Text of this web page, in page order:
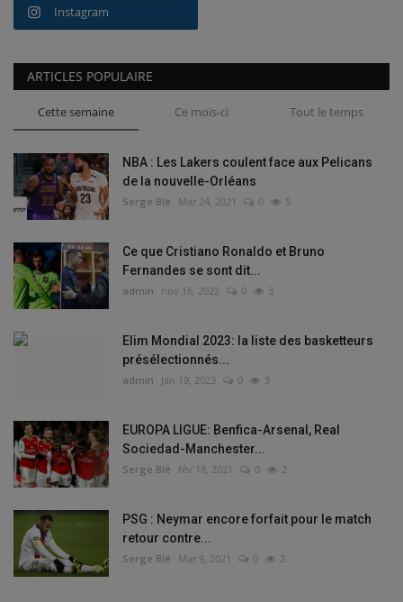
Instagram
ARTICLES POPULAIRE
Cette semaine Ce mois-ci Tout le temps
NBA : Les Lakers coulent face aux Pelicans
de la nouvelle-Orléans
Serge Blé Mar 24, 2021 0 5
Ce que Cristiano Ronaldo et Bruno
Fernandes se sont dit...
admin nov 16, 2022 0 3
Elim Mondial 2023: la liste des basketteurs
présélectionnés...
admin Jan 19, 2023 0 3
EUROPA LIGUE: Benfica-Arsenal, Real
Sociedad-Manchester...
Serge Blé fév 18, 2021 0 2
PSG : Neymar encore forfait pour le match
retour contre...
Serge Blé Mar 9, 2021 0 2